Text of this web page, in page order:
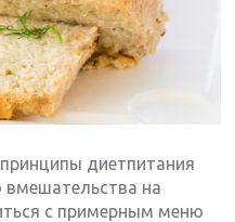
диетпитания
вмешательства на
с примерным меню